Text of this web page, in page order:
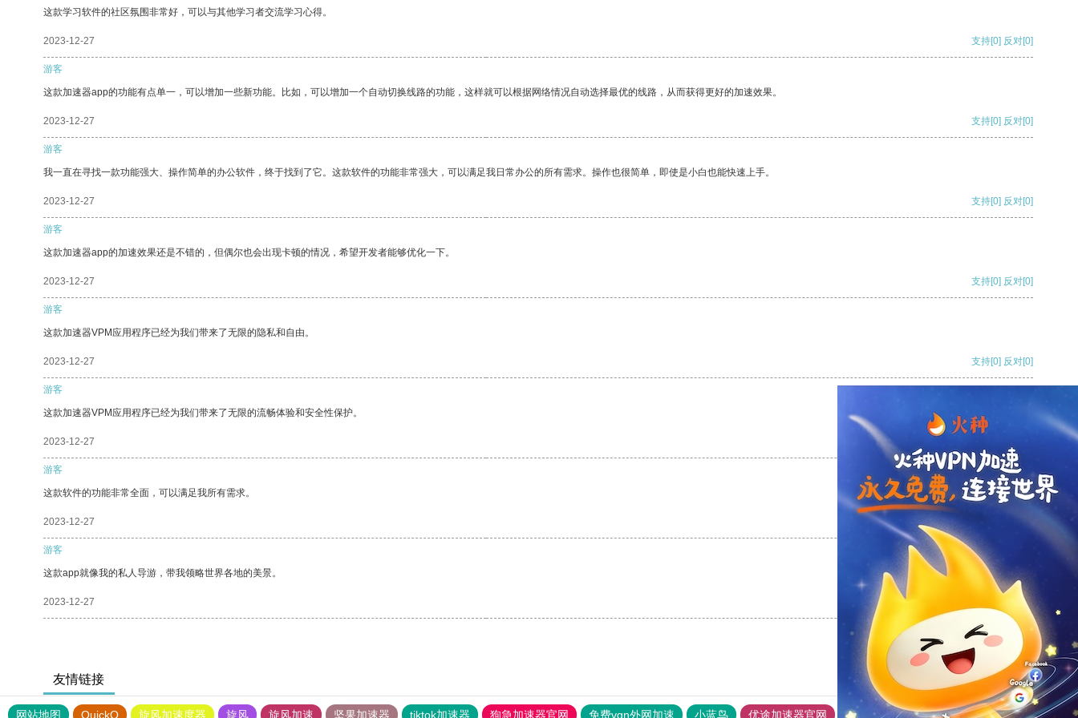
这款学习软件的社区氛围非常好，可以与其他学习者交流学习心得。
2023-12-27 支持[0] 反对[0]
游客
这款加速器app的功能有点单一，可以增加一些新功能。比如，可以增加一个自动切换线路的功能，这样就可以根据网络情况自动选择最优的线路，从而获得更好的加速效果。
2023-12-27 支持[0] 反对[0]
游客
我一直在寻找一款功能强大、操作简单的办公软件，终于找到了它。这款软件的功能非常强大，可以满足我日常办公的所有需求。操作也很简单，即使是小白也能快速上手。
2023-12-27 支持[0] 反对[0]
游客
这款加速器app的加速效果还是不错的，但偶尔也会出现卡顿的情况，希望开发者能够优化一下。
2023-12-27 支持[0] 反对[0]
游客
这款加速器VPM应用程序已经为我们带来了无限的隐私和自由。
2023-12-27 支持[0] 反对[0]
游客
这款加速器VPM应用程序已经为我们带来了无限的流畅体验和安全性保护。
2023-12-27
游客
这款软件的功能非常全面，可以满足我所有需求。
2023-12-27 反对
游客
这款app就像我的私人导游，带我领略世界各地的美景。
2023-12-27 反对[0]
友情链接
网站地图 QuickQ 旋风加速度器 旋风 旋风加速 坚果加速器 tiktok加速器 狗急加速器官网 免费vqn外网加速 小蓝鸟 优途加速器官网 风驰加速器 旋风加速器 八戒看书